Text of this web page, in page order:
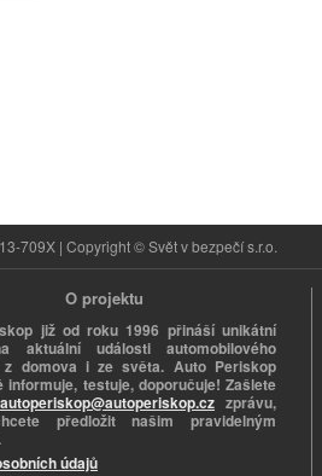
709X | Copyright © Svět v bezpečí s.r.o.
O projektu
již od roku 1996 přináší unikátní
aktuální události automobilového
z domova i ze světa. Auto Periskop
informuje, testuje, doporučuje! Zašlete
autoperiskop@autoperiskop.cz zprávu,
předložit našim pravidelným
údajů